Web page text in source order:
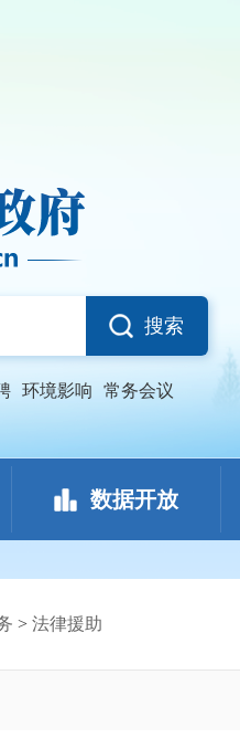
搜索
环境影响 常务会议
数据开放
> 法律援助